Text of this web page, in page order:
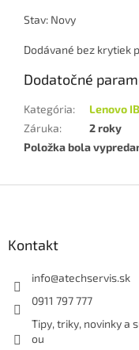
Stav: Novy
Dodávané bez krytiek
Dodatočné
Kategória:
Lenovo
Záruka:
2 roky
Položka bola
Kontakt
info@atechservis.sk
0911 797 777
Tipy, triky, novinky a
ou